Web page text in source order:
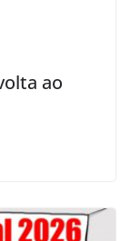
ao